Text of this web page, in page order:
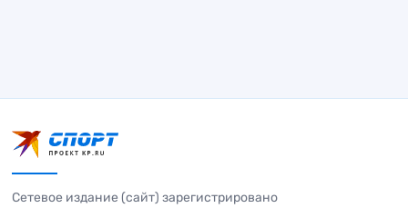
Сетевое издание (сайт) зарегистрировано